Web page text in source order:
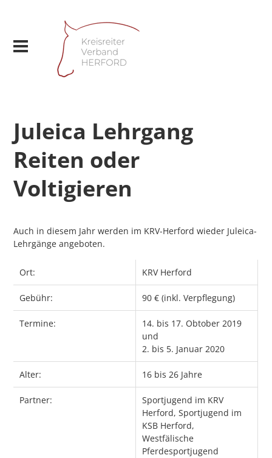
Juleica Lehrgang
Reiten oder
Voltigieren
Auch in diesem Jahr werden im KRV-Herford wieder Juleica-
Lehrgänge angeboten.
Ort: KRV Herford
Gebühr: 90 € (inkl. Verpflegung)
Termine:
14. bis 17. Obtober 2019
und
2. bis 5. Januar 2020
Alter: 16 bis 26 Jahre
Partner:
Sportjugend im KRV
Herford, Sportjugend im
KSB Herford,
Westfälische
Pferdesportjugend